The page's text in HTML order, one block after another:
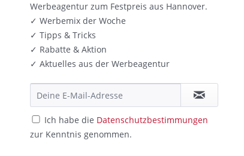
Werbeagentur zum Festpreis aus Hannover.
✓ Werbemix der Woche
✓ Tipps & Tricks
✓ Rabatte & Aktion
✓ Aktuelles aus der Werbeagentur
Ich habe die Datenschutzbestimmungen
zur Kenntnis genommen.